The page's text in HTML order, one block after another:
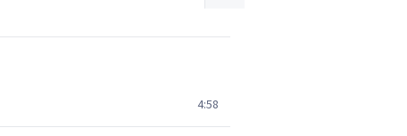
4:58